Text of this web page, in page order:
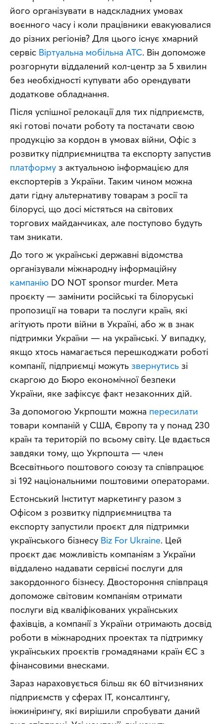
його організувати в надскладних умовах
воєнного часу і коли працівники евакуювалися
до різних регіонів? Для цього існує хмарний
сервіс Віртуальна мобільна АТС. Він допоможе
розгорнути віддалений кол-центр за 5 хвилин
без необхідності купувати або орендувати
додаткове обладнання.
Після успішної релокації для тих підприємств,
які готові почати роботу та постачати свою
продукцію за кордон в умовах війни, Офіс з
платформу з актуальною інформацією для
експортерів з України. Таким чином можна
дати гідну альтернативу товарам з росії та
білорусі, що досі містяться на світових
торгових майданчиках, але поступово будуть
там зникати.
До того ж українські державні відомства
кампанію DO NOT sponsor murder. Мета
проєкту — замінити російські та білоруські
пропозиції на товари та послуги країн, які
агітують проти війни в Україні, або ж в знак
підтримки України — на українські. У випадку,
якщо хтось намагається перешкоджати роботі
компанії, підприємці можуть звернутись зі
скаргою до Бюро економічної безпеки
України, яке зафіксує факт незаконних дій.
За допомогою Укрпошти можна пересилати
товари компаній у США, Європу та у понад 230
країн та територій по всьому світу. Це вдається
завдяки тому, що Укрпошта — член
Всесвітнього поштового союзу та співпрацює
зі 192 національними поштовими операторами.
Естонський Інститут маркетингу разом з
Офісом з розвитку підприємництва та
експорту запустили проєкт для підтримки
українського бізнесу Biz For Ukraine. Цей
проєкт дає можливість компаніям з України
віддалено надавати сервісні послуги для
закордонного бізнесу. Двостороння співпраця
допоможе світовим компаніям отримати
послуги від кваліфікованих українських
фахівців, а компанії з України отримають досвід
роботи в міжнародних проектах та підтримку
українських проєктів громадянами країн ЄС з
фінансовими внесками.
Зараз нараховується більш як 60 вітчизняних
підприємств у сферах IT, консалтингу,
інжинірингу, які вирішили спробувати даний